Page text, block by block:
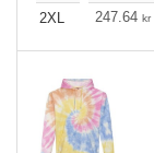
2XL
247.64 kr